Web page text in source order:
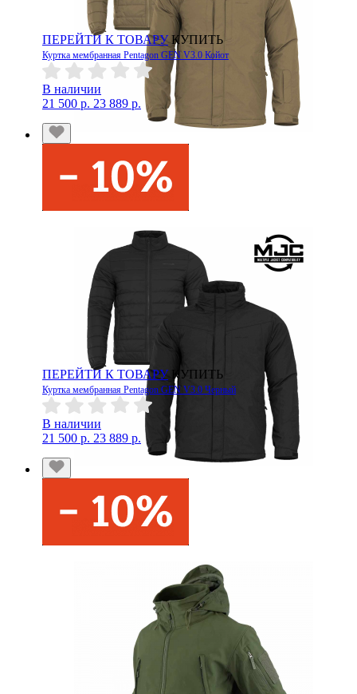
ПЕРЕЙТИ К ТОВАРУ КУПИТЬ
Куртка мембранная Pentagon GEN V3.0 Койот
В наличии
21 500 р. 23 889 р.
ПЕРЕЙТИ К ТОВАРУ КУПИТЬ
Куртка мембранная Pentagon GEN V3.0 Черный
В наличии
21 500 р. 23 889 р.